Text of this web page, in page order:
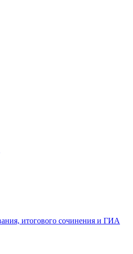
итогового сочинения и ГИА